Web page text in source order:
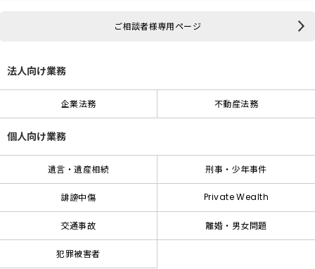
ご相談者様専用ページ
法人向け業務
企業法務 不動産法務
個人向け業務
遺言・遺産相続 刑事・少年事件
誹謗中傷 Private Wealth
交通事故 離婚・男女問題
犯罪被害者